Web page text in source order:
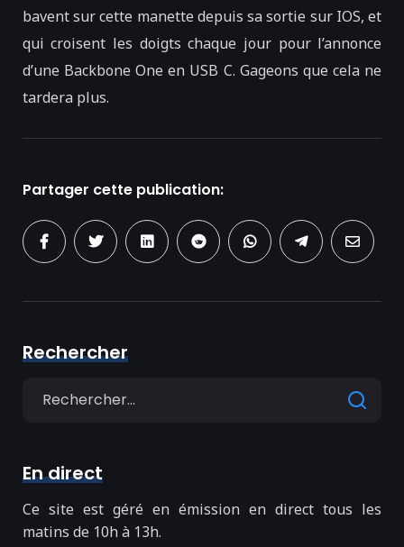
bavent sur cette manette depuis sa sortie sur IOS, et
qui croisent les doigts chaque jour pour l’annonce
d’une Backbone One en USB C. Gageons que cela ne
tardera plus.
Partager cette publication:
Rechercher
En direct
Ce site est géré en émission en direct tous les
matins de 10h à 13h.